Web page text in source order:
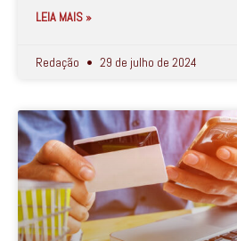
LEIA MAIS »
Redação 29 de julho de 2024